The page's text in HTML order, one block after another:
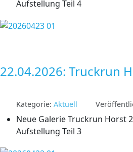
Aufstellung Teil 4
22.04.2026: Truckrun
Kategorie: Aktuell
Neue Galerie Truckrun Horst
Aufstellung Teil 3